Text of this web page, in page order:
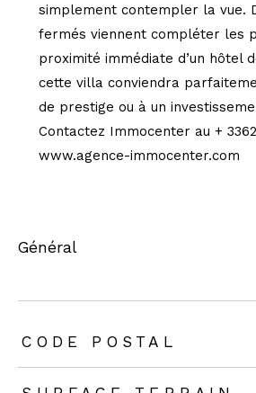
simplement contempler la vue.
fermés viennent compléter les
proximité immédiate d’un hôtel
cette villa conviendra
de prestige ou à un
Contactez Immocenter au +
www.agence-immocenter.com
général
TRAD_ZEPHYR_Caracteristique
CODE POSTAL